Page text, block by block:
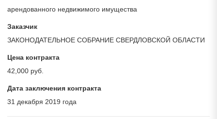
арендованного недвижимого имущества
Заказчик
ЗАКОНОДАТЕЛЬНОЕ СОБРАНИЕ СВЕРДЛОВСКОЙ ОБЛАСТИ
Цена контракта
42,000 руб.
Дата заключения контракта
31 декабря 2019 года